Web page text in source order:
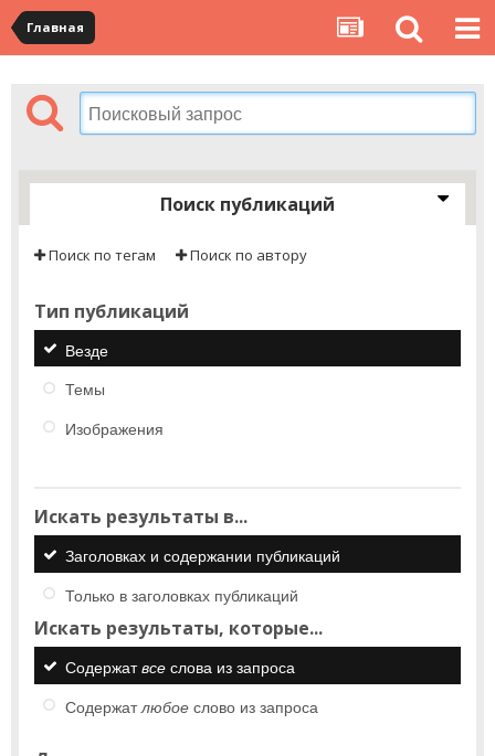
Главная
Поиск публикаций
Поиск по тегам Поиск по автору
Тип публикаций
Везде
Темы
Изображения
Искать результаты в...
Заголовках и содержании публикаций
Только в заголовках публикаций
Искать результаты, которые...
Содержатвсе слова из запроса
Содержатлюбое слово из запроса